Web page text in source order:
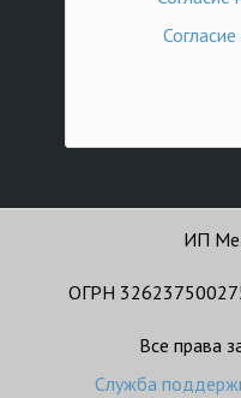
ИП
ОГРН
Все права
Служба